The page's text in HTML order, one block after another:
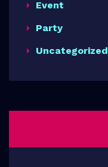
Event
Party
Uncategorized